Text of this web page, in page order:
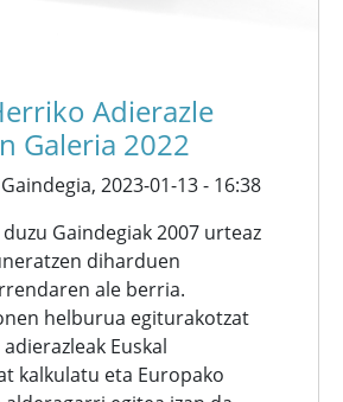
Adierazle
Galeria 2022
Gaindegia, 2023-01-13 - 16:38
Gaindegiak 2007 urteaz
diharduen
ale berria.
helburua egiturakotzat
Euskal
kalkulatu eta Europako